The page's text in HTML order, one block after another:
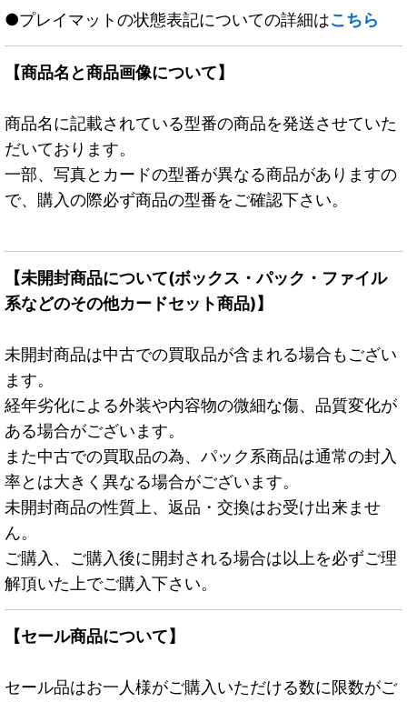
●プレイマットの状態表記についての詳細はこちら
【商品名と商品画像について】
商品名に記載されている型番の商品を発送させていた
だいております。
一部、写真とカードの型番が異なる商品がありますの
で、購入の際必ず商品の型番をご確認下さい。
【未開封商品について(ボックス・パック・ファイル
系などのその他カードセット商品)】
未開封商品は中古での買取品が含まれる場合もござい
ます。
経年劣化による外装や内容物の微細な傷、品質変化が
ある場合がございます。
また中古での買取品の為、パック系商品は通常の封入
率とは大きく異なる場合がございます。
未開封商品の性質上、返品・交換はお受け出来ませ
ん。
ご購入、ご購入後に開封される場合は以上を必ずご理
解頂いた上でご購入下さい。
【セール商品について】
セール品はお一人様がご購入いただける数に限数がご